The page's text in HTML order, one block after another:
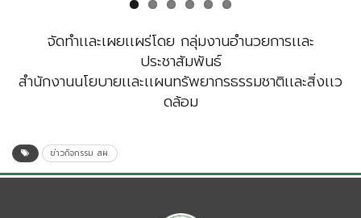
จัดทำเเละเผยเเผร่โดย กลุ่มงานอำนวยการเเละ
ประชาสัมพันธ์
สำนักงานนโยบายเเละเเผนทรัพยากรธรรมชาติเเละสิ่งเเว
ดล้อม
ข่าวกิจกรรม สผ.